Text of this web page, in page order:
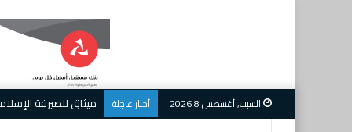
السبت, أغسطس 8 2026 أخبار عاجلة ميثاق للصيرفة